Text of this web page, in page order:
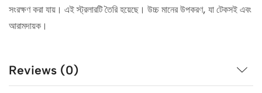
সংরক্ষণ করা যায়। এই স্ট্রলারটি তৈরি হয়েছে। উচ্চ মানের উপকরণ, যা টেকসই এবং
আরামদায়ক।
Reviews (0)